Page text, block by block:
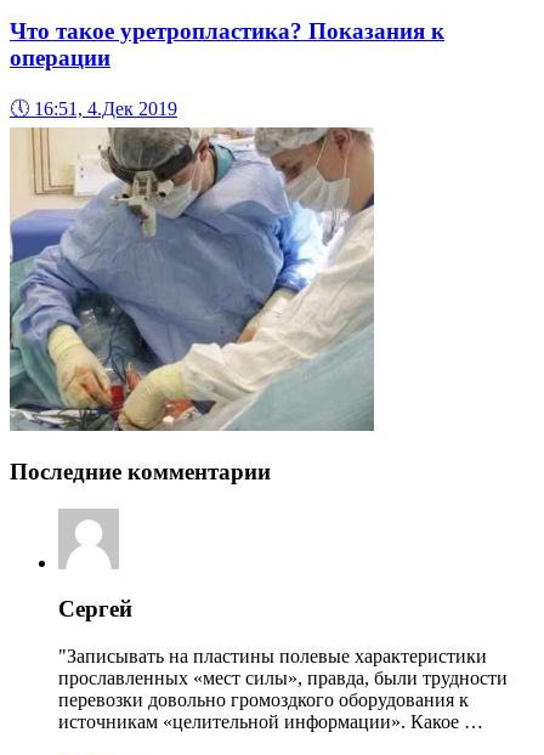
Что такое уретропластика? Показания к
операции
🕔 16:51, 4.Дек 2019
Последние комментарии
Сергей
"Записывать на пластины полевые характеристики
прославленных «мест силы», правда, были трудности
перевозки довольно громоздкого оборудования к
источникам «целительной информации». Какое …